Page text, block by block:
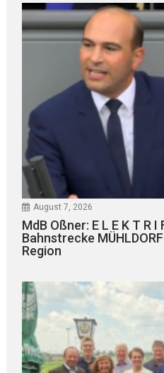
August 7, 2026
MdB Oßner: E L E K T R I
Bahnstrecke
Region